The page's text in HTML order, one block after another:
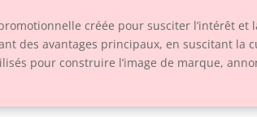
créée pour susciter l’intérêt et
des avantages principaux, en suscitant
pour construire l’image de marque,